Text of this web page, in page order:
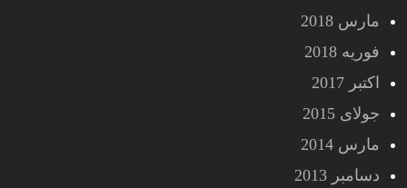
مارس 2018
فوریه 2018
اکتبر 2017
جولای 2015
مارس 2014
دسامبر 2013